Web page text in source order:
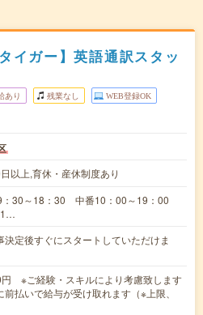
イガー】英語通訳スタッ
あり 残業なし WEB登録OK
以上,育休・産休制度あり
：30～18：30 中番10：00～19：00
1…
定後すぐにスタートしていただけま
※ご経験・スキルにより考慮致します
払いで給与が受け取れます（※上限、